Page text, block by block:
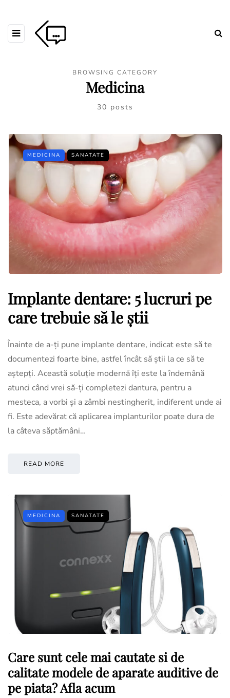
BROWSING CATEGORY
Medicina
30 posts
MEDICINA SANATATE
Implante dentare: 5 lucruri pe
care trebuie să le știi
Înainte de a-ți pune implante dentare, indicat este să te
documentezi foarte bine, astfel încât să știi la ce să te
aștepți. Această soluție modernă îți este la îndemână
atunci când vrei să-ți completezi dantura, pentru a
mesteca, a vorbi și a zâmbi nestingherit, indiferent unde ai
fi. Este adevărat că aplicarea implanturilor poate dura de
la câteva săptămâni…
READ MORE
MEDICINA SANATATE
Care sunt cele mai cautate si de
calitate modele de aparate auditive de
pe piata? Afla acum